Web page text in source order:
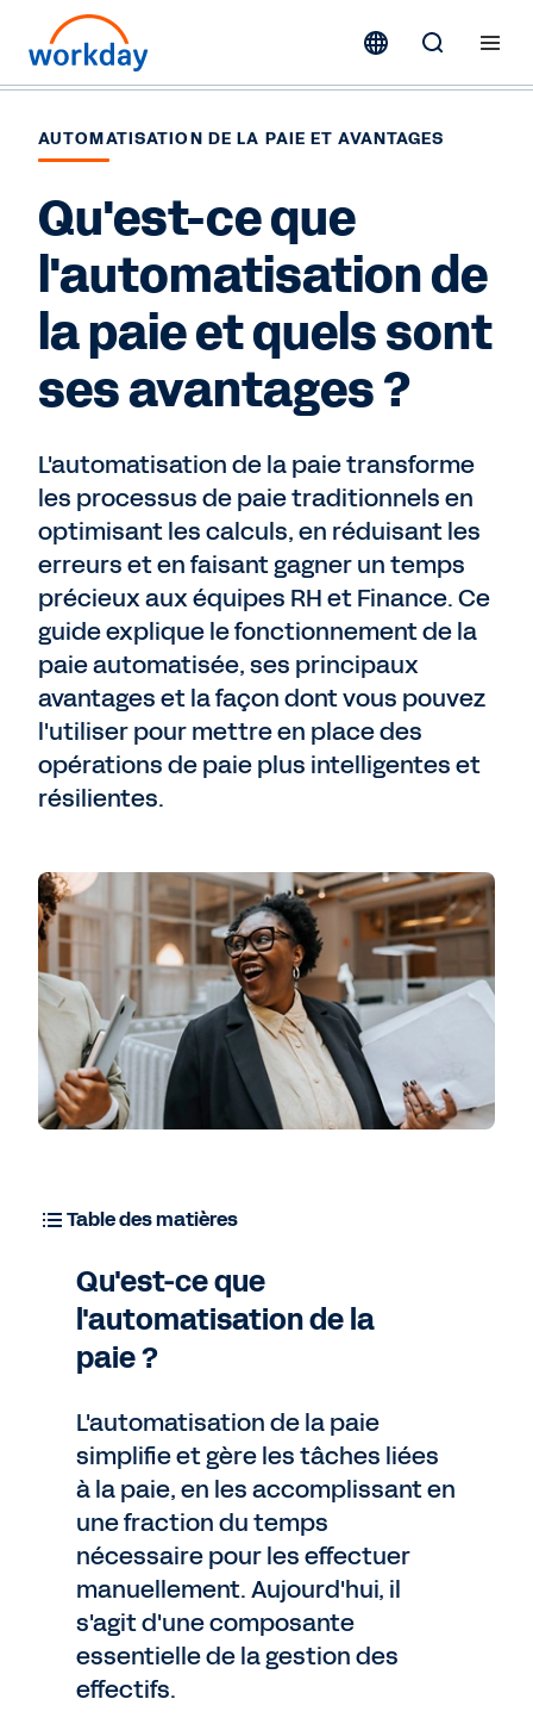
AUTOMATISATION DE LA PAIE ET AVANTAGES
Qu'est-ce que
l'automatisation de
la paie et quels sont
ses avantages ?
L'automatisation de la paie transforme
les processus de paie traditionnels en
optimisant les calculs, en réduisant les
erreurs et en faisant gagner un temps
précieux aux équipes RH et Finance. Ce
guide explique le fonctionnement de la
paie automatisée, ses principaux
avantages et la façon dont vous pouvez
l'utiliser pour mettre en place des
opérations de paie plus intelligentes et
résilientes.
Table des matières
Qu'est-ce que
l'automatisation de la
paie ?
L'automatisation de la paie
simplifie et gère les tâches liées
à la paie, en les accomplissant en
une fraction du temps
nécessaire pour les effectuer
manuellement. Aujourd'hui, il
s'agit d'une composante
essentielle de la gestion des
effectifs.